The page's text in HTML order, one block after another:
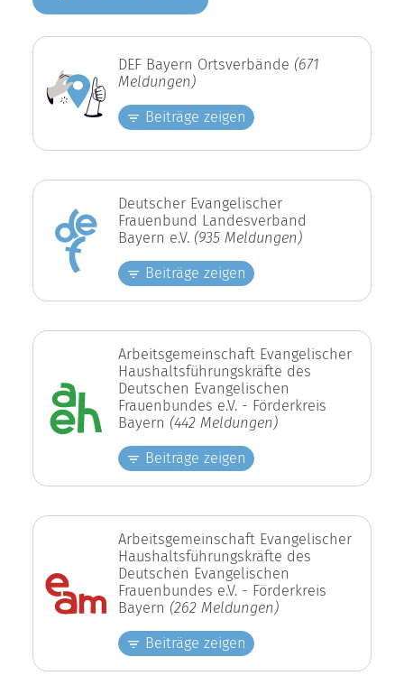
DEF Bayern Ortsverbände (671
Meldungen)
Beiträge zeigen
Deutscher Evangelischer
Frauenbund Landesverband
Bayern e.V. (935 Meldungen)
Beiträge zeigen
Arbeitsgemeinschaft Evangelischer
Haushaltsführungskräfte des
Deutschen Evangelischen
Frauenbundes e.V. - Förderkreis
Bayern (442 Meldungen)
Beiträge zeigen
Arbeitsgemeinschaft Evangelischer
Haushaltsführungskräfte des
Deutschen Evangelischen
Frauenbundes e.V. - Förderkreis
Bayern (262 Meldungen)
Beiträge zeigen